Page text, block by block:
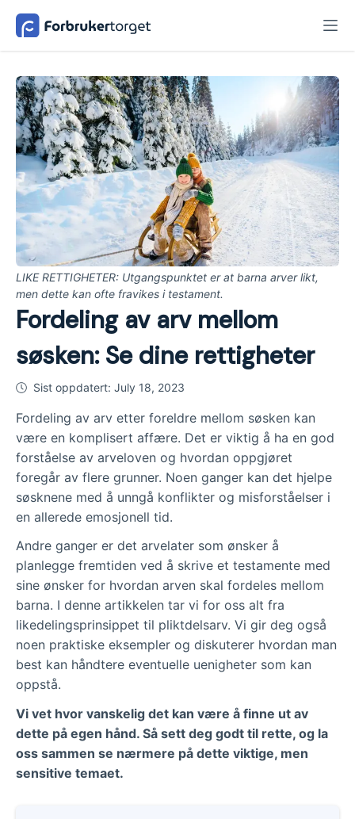
LIKE RETTIGHETER: Utgangspunktet er at barna arver likt,
men dette kan ofte fravikes i testament.
Fordeling av arv mellom
søsken: Se dine rettigheter
Sist oppdatert: July 18, 2023
Fordeling av arv etter foreldre mellom søsken kan
være en komplisert affære. Det er viktig å ha en god
forståelse av arveloven og hvordan oppgjøret
foregår av flere grunner. Noen ganger kan det hjelpe
søsknene med å unngå konflikter og misforståelser i
en allerede emosjonell tid.
Andre ganger er det arvelater som ønsker å
planlegge fremtiden ved å skrive et testamente med
sine ønsker for hvordan arven skal fordeles mellom
barna. I denne artikkelen tar vi for oss alt fra
likedelingsprinsippet til pliktdelsarv. Vi gir deg også
noen praktiske eksempler og diskuterer hvordan man
best kan håndtere eventuelle uenigheter som kan
oppstå.
Vi vet hvor vanskelig det kan være å finne ut av
dette på egen hånd. Så sett deg godt til rette, og la
oss sammen se nærmere på dette viktige, men
sensitive temaet.